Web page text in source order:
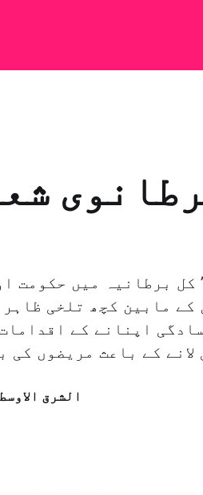
کل برطانیہ میں حکومت
کے مابین کچھ تلخی
اپنانے کے
الشرق